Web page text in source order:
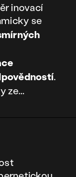
inovací
se
.
ze...